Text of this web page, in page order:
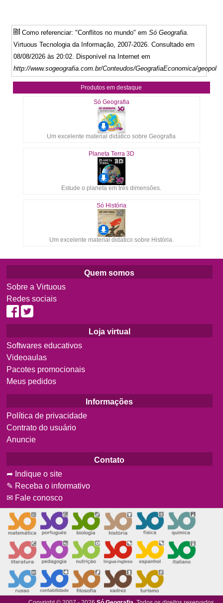
Como referenciar: "Conflitos no mundo" emSó Geografia
Virtuous Tecnologia da Informação, 2007-2026. Consultado em
08/08/2026 às 20:02. Disponível na Internet em
http://www.sogeografia.com.br/Conteudos/GeografiaEconomica/
Produtos em destaque
Só Geografia
Um excelente material didático sobre Geografia
Planeta Terra 3D
Estude o planeta em três dimensões.
Só História
Um excelente material didático sobre História.
Quem somos
Sobre a Virtuous
Redes sociais
Loja virtual
Softwares educativos
Videoaulas
Pacotes promocionais
Meus pedidos
Informações
Política de privacidade
Contrato do usuário
Anuncie
Contato
➦ Indique o site
✎ Receba o informativo
✉ Fale conosco